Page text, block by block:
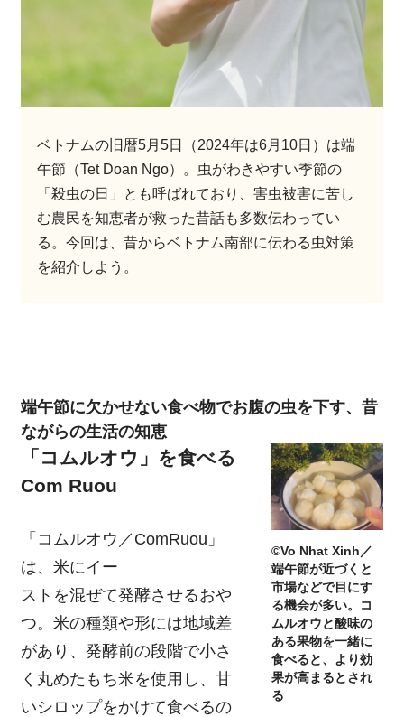
ベトナムの旧暦5月5日（2024年は6月10日）は端
午節（Tet Doan Ngo）。虫がわきやすい季節の
「殺虫の日」とも呼ばれており、害虫被害に苦し
む農民を知恵者が救った昔話も多数伝わってい
る。今回は、昔からベトナム南部に伝わる虫対策
を紹介しよう。
端午節に欠かせない食べ物でお腹の虫を下す、昔
ながらの生活の知恵
©Vo Nhat Xinh／
端午節が近づくと
市場などで目にす
る機会が多い。コ
ムルオウと酸味の
ある果物を一緒に
食べると、より効
果が高まるとされ
る
「コムルオウ」を食べる
Com Ruou
「コムルオウ／ComRuou」
は、米にイー
ストを混ぜて発酵させるおや
つ。米の種類や形には地域差
があり、発酵前の段階で小さ
く丸めたもち米を使用し、甘
いシロップをかけて食べるの